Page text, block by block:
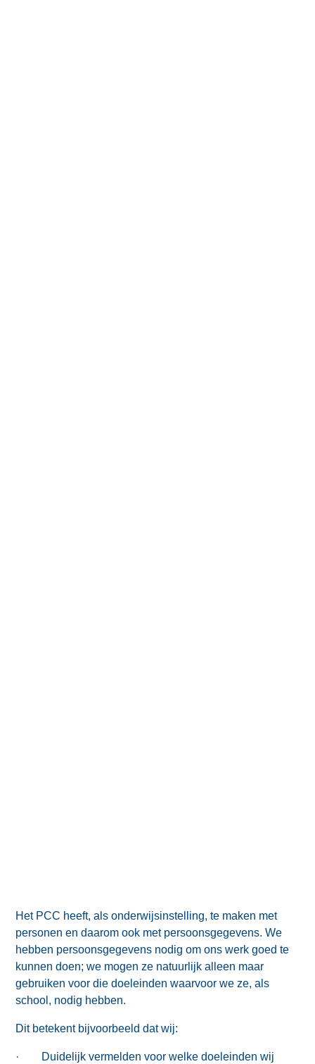
Het PCC heeft, als onderwijsinstelling, te maken met
personen en daarom ook met persoonsgegevens. We
hebben persoonsgegevens nodig om ons werk goed te
kunnen doen; we mogen ze natuurlijk alleen maar
gebruiken voor die doeleinden waarvoor we ze, als
school, nodig hebben.
Dit betekent bijvoorbeeld dat wij:
· Duidelijk vermelden voor welke doeleinden wij